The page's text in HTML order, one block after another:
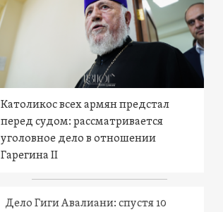
Католикос всех армян предстал
перед судом: рассматривается
уголовное дело в отношении
Гарегина II
Дело Гиги Авалиани: спустя 10